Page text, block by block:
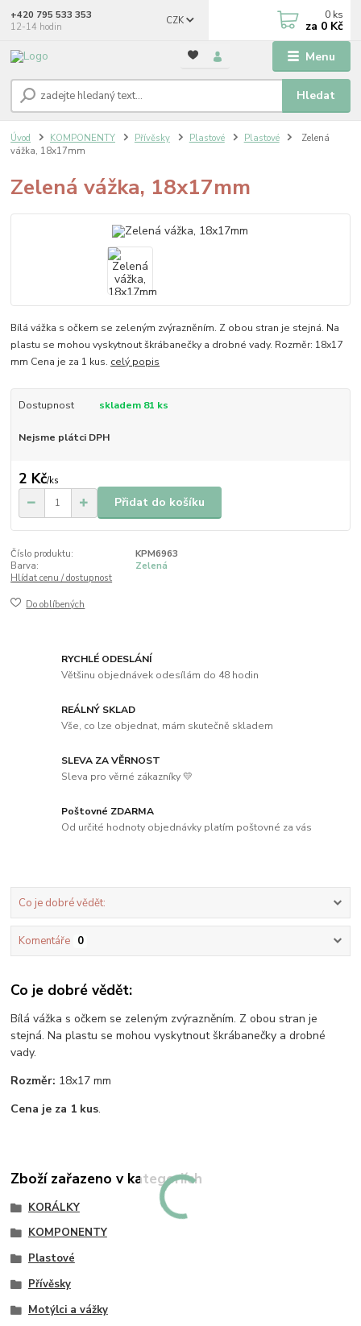
Menu
CZK
Hledat
+420 795 533 353
12-14 hodin
0 ks
za 0 Kč
Úvod KOMPONENTY Přívěsky Plastové Plastové
Zelená
vážka, 18x17mm
Zelená vážka, 18x17mm
Bílá vážka s očkem se zeleným zvýrazněním. Z obou stran je stejná. Na
plastu se mohou vyskytnout škrábanečky a drobné vady. Rozměr: 18x17
mm Cena je za 1 kus. celý popis
Dostupnost skladem 81 ks
Nejsme plátci DPH
2 Kč/ks
Přidat do košíku
Číslo produktu:
KPM6963
Barva:
Zelená
Hlídat cenu / dostupnost
Do oblíbených
RYCHLÉ ODESLÁNÍ
Většinu objednávek odesílám do 48 hodin
REÁLNÝ SKLAD
Vše, co lze objednat, mám skutečně skladem
SLEVA ZA VĚRNOST
Sleva pro věrné zákazníky 💛
Poštovné ZDARMA
Od určité hodnoty objednávky platím poštovné za vás
Co je dobré vědět:
Komentáře 0
Co je dobré vědět:
Bílá vážka s očkem se zeleným zvýrazněním. Z obou stran je
stejná. Na plastu se mohou vyskytnout škrábanečky a drobné
vady.
Rozměr: 18x17 mm
Cena je za 1 kus.
Zboží zařazeno v kategoriích
KORÁLKY
KOMPONENTY
Plastové
Přívěsky
Motýlci a vážky